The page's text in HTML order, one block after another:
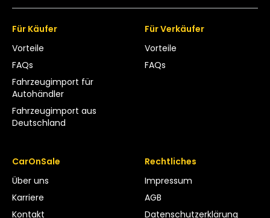
Für Käufer
Vorteile
FAQs
Fahrzeugimport für
Autohändler
Fahrzeugimport aus
Deutschland
Für Verkäufer
Vorteile
FAQs
CarOnSale
Über uns
Karriere
Kontakt
Rechtliches
Impressum
AGB
Datenschutzerklärung